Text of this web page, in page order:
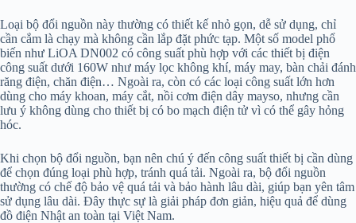
Loại bộ đổi nguồn này thường có thiết kế nhỏ gọn, dễ sử dụng, chỉ
cần cắm là chạy mà không cần lắp đặt phức tạp. Một số model phổ
biến như LiOA DN002 có công suất phù hợp với các thiết bị điện
công suất dưới 160W như máy lọc không khí, máy may, bàn chải đánh
răng điện, chăn điện… Ngoài ra, còn có các loại công suất lớn hơn
dùng cho máy khoan, máy cắt, nồi cơm điện dây mayso, nhưng cần
lưu ý không dùng cho thiết bị có bo mạch điện tử vì có thể gây hỏng
hóc.
Khi chọn bộ đổi nguồn, bạn nên chú ý đến công suất thiết bị cần dùng
để chọn đúng loại phù hợp, tránh quá tải. Ngoài ra, bộ đổi nguồn
thường có chế độ bảo vệ quá tải và bảo hành lâu dài, giúp bạn yên tâm
sử dụng lâu dài. Đây thực sự là giải pháp đơn giản, hiệu quả để dùng
đồ điện Nhật an toàn tại Việt Nam.